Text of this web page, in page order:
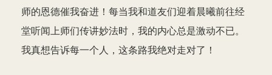
师的恩德催我奋进！每当我和道友们迎着晨曦前往经
堂听闻上师们传讲妙法时，我的内心总是激动不已。
我真想告诉每一个人，这条路我绝对走对了！